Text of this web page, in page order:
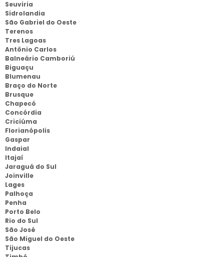
Seuviria
Sidrolandia
São Gabriel do Oeste
Terenos
Tres Lagoas
Antônio Carlos
Balneário Camboriú
Biguaçu
Blumenau
Braço do Norte
Brusque
Chapecó
Concórdia
Criciúma
Florianópolis
Gaspar
Indaial
Itajaí
Jaraguá do Sul
Joinville
Lages
Palhoça
Penha
Porto Belo
Rio do Sul
São José
São Miguel do Oeste
Tijucas